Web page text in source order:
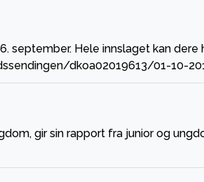
september. Hele innslaget kan dere
dkoa02019613/01-10-
gir sin rapport fra junior og